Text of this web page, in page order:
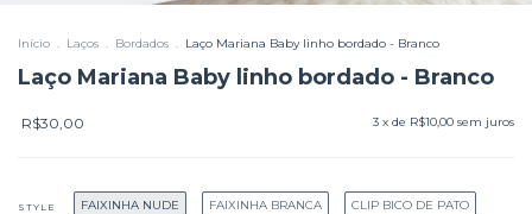
Início . Laços . Bordados . Laço Mariana Baby linho bordado - Branco
Laço Mariana Baby linho bordado - Branco
R$30,00 3 x de R$10,00 sem juros
STYLE FAIXINHA NUDE FAIXINHA BRANCA CLIP BICO DE PATO